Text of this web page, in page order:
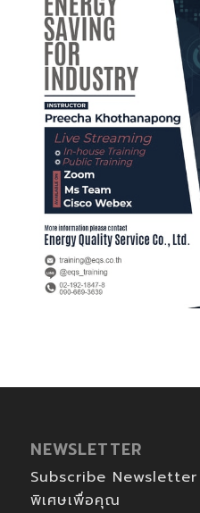
NEWSLETTER
Subscribe
พิเศษเพื่อคุณ